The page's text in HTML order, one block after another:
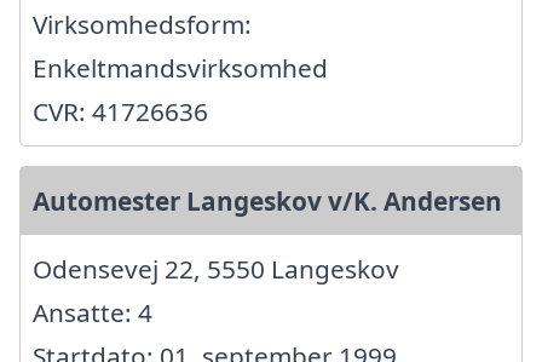
Virksomhedsform:
Enkeltmandsvirksomhed
CVR: 41726636
Automester Langeskov v/K. Andersen
Odensevej 22, 5550 Langeskov
Ansatte: 4